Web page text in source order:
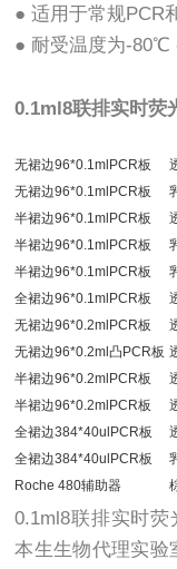
● 适用于常规PCR
● 耐受温度为-
0.1ml8联排实时荧
无裙边96*0.1mlPCR板
无裙边96*0.1mlPCR板
半裙边96*0.1mlPCR板
半裙边96*0.1mlPCR板
半裙边96*0.1mlPCR板
全裙边96*0.1mlPCR板
无裙边96*0.2mlPCR板
无裙边96*0.2ml凸PCR板
半裙边96*0.2mlPCR板
半裙边96*0.2mlPCR板
全裙边384*40ulPCR板
全裙边384*40ulPCR板
Roche 480辅助器
0.1ml8联排实时荧
本生生物代理实验